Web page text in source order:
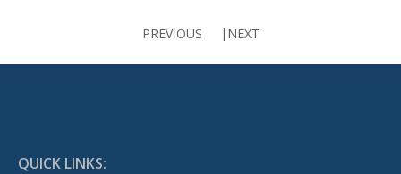
PREVIOUS NEXT
QUICK LINKS: